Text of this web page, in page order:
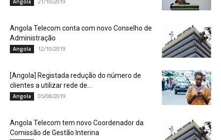
Angola
Angola Telecom conta com novo Conselho de
Administração
Angola 12/10/2019
[Angola] Registada redução do número de
clientes a utilizar rede de...
Angola 05/08/2019
Angola Telecom tem novo Coordenador da
Comissão de Gestão Interina